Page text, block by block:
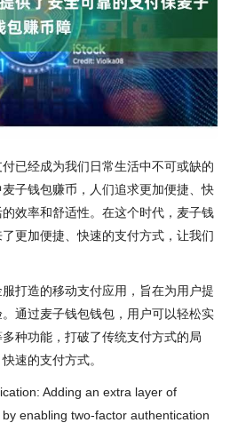
已经成为我们日常生活中不可或缺的
子钱包赚币，人们追求更加便捷、快
效率和舒适性。在这个时代，麦子钱
更加便捷、快速的支付方式，让我们
打造的移动支付应用，旨在为用户提
通过麦子钱包钱包，用户可以轻松实
种功能，打破了传统支付方式的局
速的支付方式。
Adding an extra layer of
enabling two-factor authentication